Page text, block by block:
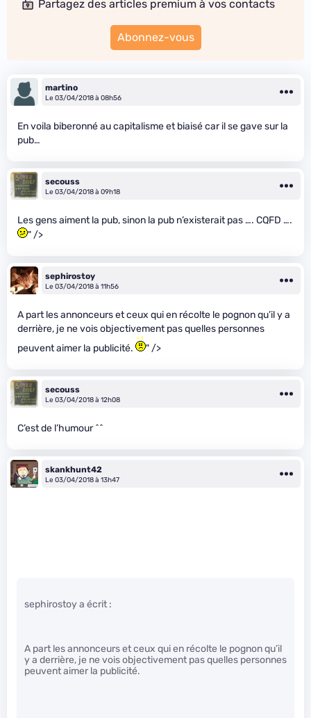
Partagez des articles premium à vos contacts
Abonnez-vous
martino
Le 03/04/2018 à 08h56
En voila biberonné au capitalisme et biaisé car il se gave sur la
pub…
secouss
Le 03/04/2018 à 09h18
Les gens aiment la pub, sinon la pub n’existerait pas …. CQFD ….
" />
sephirostoy
Le 03/04/2018 à 11h56
A part les annonceurs et ceux qui en récolte le pognon qu’il y a
derrière, je ne vois objectivement pas quelles personnes
peuvent aimer la publicité.
" />
secouss
Le 03/04/2018 à 12h08
C’est de l’humour ^^
skankhunt42
Le 03/04/2018 à 13h47
sephirostoy a écrit :
A part les annonceurs et ceux qui en récolte le pognon qu’il
y a derrière, je ne vois objectivement pas quelles personnes
peuvent aimer la publicité.